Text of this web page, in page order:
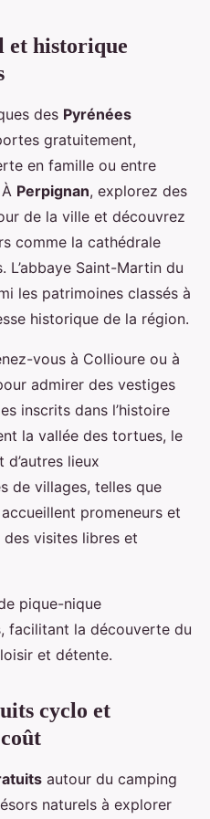
et historique
des Pyrénées
gratuitement,
en famille ou entre
Perpignan, explorez des
de la ville et découvrez
comme la cathédrale
L’abbaye Saint-Martin du
les patrimoines classés à
historique de la région.
vous à Collioure ou à
admirer des vestiges
inscrits dans l’histoire
la vallée des tortues, le
lieux
de villages, telles que
promeneurs et
des visites libres et
pique-nique
facilitant la découverte du
et détente.
cyclo et
autour du camping
naturels à explorer